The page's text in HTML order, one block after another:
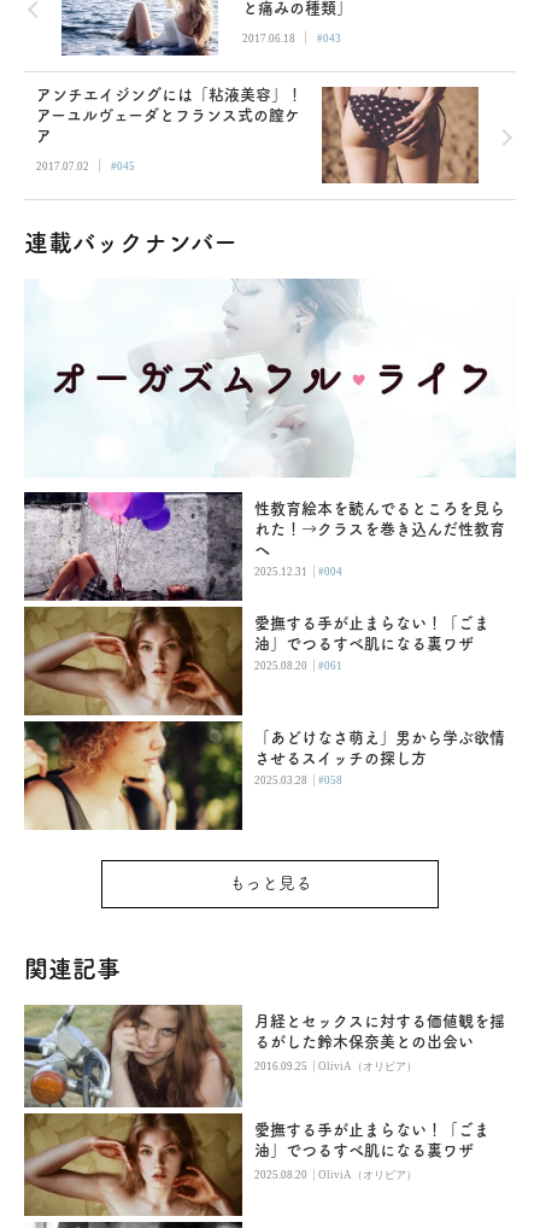
と痛みの種類」
2017.06.18 | #043
アンチエイジングには「粘液美容」！
アーユルヴェーダとフランス式の膣ケ
ア
2017.07.02 | #045
連載バックナンバー
性教育絵本を読んでるところを見ら
れた！→クラスを巻き込んだ性教育
へ
2025.12.31 |#004
愛撫する手が止まらない！「ごま
油」でつるすべ肌になる裏ワザ
2025.08.20 |#061
「あどけなさ萌え」男から学ぶ欲情
させるスイッチの探し方
2025.03.28 |#058
もっと見る
関連記事
月経とセックスに対する価値観を揺
るがした鈴木保奈美との出会い
2016.09.25 |OliviA（オリビア）
愛撫する手が止まらない！「ごま
油」でつるすべ肌になる裏ワザ
2025.08.20 |OliviA（オリビア）